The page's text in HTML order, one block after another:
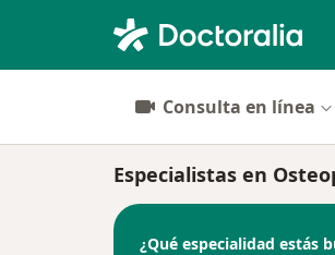
Consulta en línea
Especialistas en
¿Qué especialidad estás